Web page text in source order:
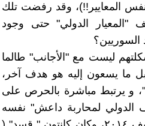
المعايير!!)، وقد رفضت تلك
"المعيار الدولي" حتى وجود
السوريين؟
ليست مع "الأجانب" طالما
ما يسعون إليه هو هدف آخر،
و يرتبط مباشرة بالحرص على
الدولي لمحاربة داعش" نفسه